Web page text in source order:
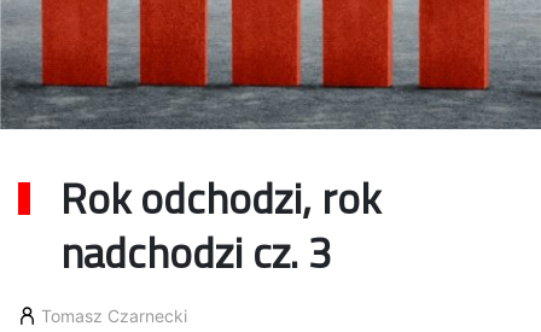
Rok odchodzi, rok
nadchodzi cz. 3
Tomasz Czarnecki